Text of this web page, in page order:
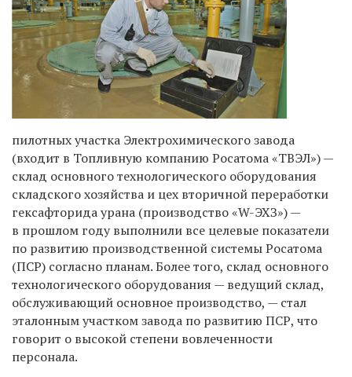
пилотных участка Электрохимического завода
(входит в Топливную компанию Росатома «ТВЭЛ») —
склад основного технологического оборудования
складского хозяйства и цех вторичной переработки
гексафторида урана (производство «W-ЭХЗ») —
в прошлом году выполнили все целевые показатели
по развитию производственной системы Росатома
(ПСР) согласно планам. Более того, склад основного
технологического оборудования — ведущий склад,
обслуживающий основное производство, — стал
эталонным участком завода по развитию ПСР, что
говорит о высокой степени вовлеченности
персонала.